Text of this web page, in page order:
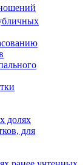
долях
для